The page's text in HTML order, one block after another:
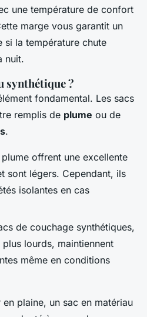
une température de confort
marge vous garantit un
si la température chute
nuit.
synthétique ?
fondamental. Les sacs
remplis de plume ou de
.
offrent une excellente
sont légers. Cependant, ils
isolantes en cas
de couchage synthétiques,
lourds, maintiennent
même en conditions
plaine, un sac en matériau